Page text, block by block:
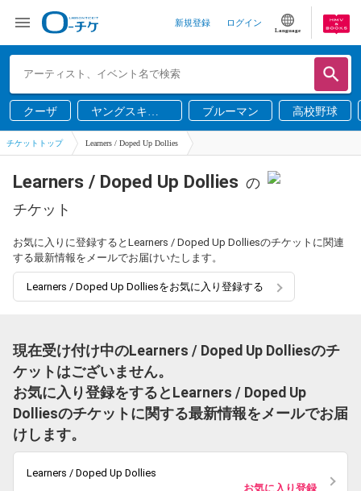
新規登録 ログイン
Language
クーザ
ヤングスキニ
ー
ブルーマン 高校野球
チケットトップ Learners / Doped Up Dollies
Learners / Doped Up Dollies の
チケット
お気に入りに登録するとLearners / Doped Up Dolliesのチケットに関連
する最新情報をメールでお届けいたします。
Learners / Doped Up Dolliesをお気に入り登録する
現在受け付け中のLearners / Doped Up Dolliesのチ
ケットはございません。
お気に入り登録をするとLearners / Doped Up
Dolliesのチケットに関する最新情報をメールでお届
けします。
Learners / Doped Up Dollies
お気に入り登録